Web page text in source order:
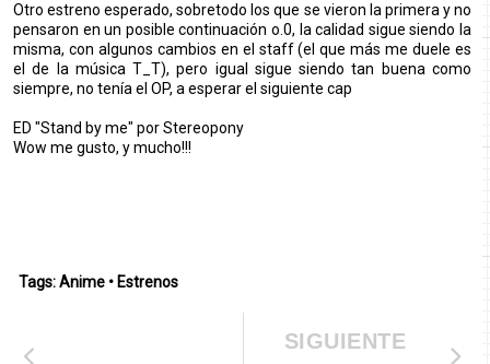
Otro estreno esperado, sobretodo los que se vieron la primera y no
pensaron en un posible continuación o.0, la calidad sigue siendo la
misma, con algunos cambios en el staff (el que más me duele es
el de la música T_T), pero igual sigue siendo tan buena como
siempre, no tenía el OP, a esperar el siguiente cap
ED "Stand by me" por Stereopony
Wow me gusto, y mucho!!!
Tags:Anime • Estrenos
SIGUIENTE